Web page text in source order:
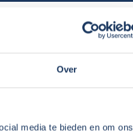
Over
media te bieden en om ons